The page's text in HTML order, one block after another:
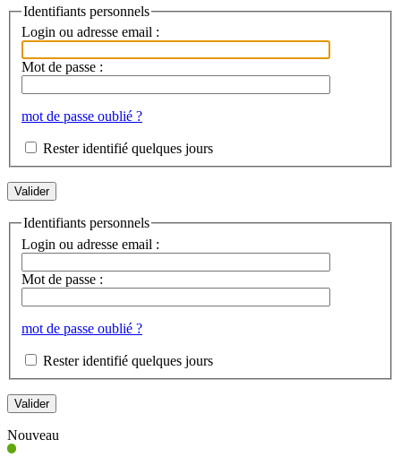
Identifiants personnels
Login ou adresse email :
Mot de passe :
mot de passe oublié ?
Rester identifié quelques jours
Identifiants personnels
Login ou adresse email :
Mot de passe :
mot de passe oublié ?
Rester identifié quelques jours
Nouveau